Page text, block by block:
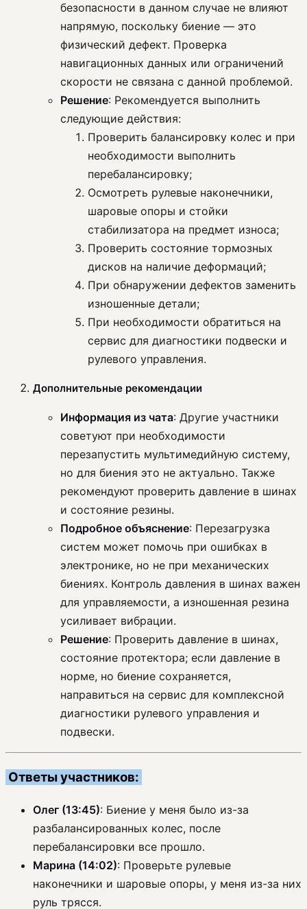
безопасности в данном случае не влияют
напрямую, поскольку биение — это
физический дефект. Проверка
навигационных данных или ограничений
скорости не связана с данной проблемой.
Решение: Рекомендуется выполнить
следующие действия:
Проверить балансировку колес и при
необходимости выполнить
перебалансировку;
Осмотреть рулевые наконечники,
шаровые опоры и стойки
стабилизатора на предмет износа;
Проверить состояние тормозных
дисков на наличие деформаций;
При обнаружении дефектов заменить
изношенные детали;
При необходимости обратиться на
сервис для диагностики подвески и
рулевого управления.
Дополнительные рекомендации
Информация из чата: Другие участники
советуют при необходимости
перезапустить мультимедийную систему,
но для биения это не актуально. Также
рекомендуют проверить давление в шинах
и состояние резины.
Подробное объяснение: Перезагрузка
систем может помочь при ошибках в
электронике, но не при механических
биениях. Контроль давления в шинах важен
для управляемости, а изношенная резина
усиливает вибрации.
Решение: Проверить давление в шинах,
состояние протектора; если давление в
норме, но биение сохраняется,
направиться на сервис для комплексной
диагностики рулевого управления и
подвески.
Ответы участников:
Олег (13:45): Биение у меня было из-за
разбалансированных колес, после
перебалансировки все прошло.
Марина (14:02): Проверьте рулевые
наконечники и шаровые опоры, у меня из-за них
руль трясся.